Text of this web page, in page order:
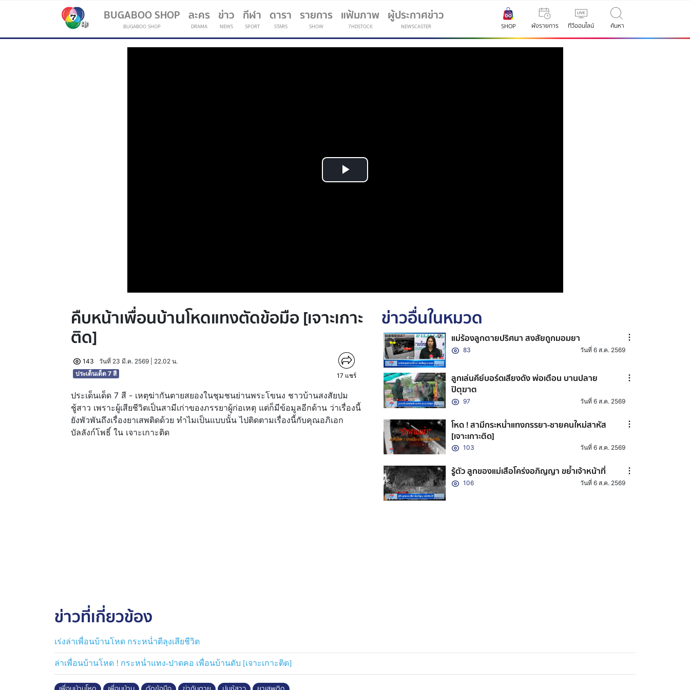
BUGABOO SHOP
BUGABOO SHOP
ละคร
DRAMA
ข่าว
NEWS
กีฬา
SPORT
(current)
ดารา
STARS
รายการ
SHOW
แฟ้มภาพ
7HDSTOCK
ผู้ประกาศข่าว
NEWSCASTER SHOP ผังรายการ ทีวีออนไลน์ ค้นหา
Play
คืบหน้าเพื่อนบ้านโหดแทงตัดข้อมือ [เจาะเกาะ
ติด]
143
วันที่ 23 มี.ค. 2569 | 22.02 น.
ประเด็นเด็ด 7 สี
17 แชร์
ประเด็นเด็ด 7 สี - เหตุฆ่ากันตายสยองในชุมชนย่านพระโขนง ชาวบ้านสงสัยปม
ชู้สาว เพราะผู้เสียชีวิตเป็นสามีเก่าของภรรยาผู้ก่อเหตุ แต่ก็มีข้อมูลอีกด้าน ว่าเรื่องนี้
ยังพัวพันถึงเรื่องยาเสพติดด้วย ทำไมเป็นแบบนั้น ไปติดตามเรื่องนี้กับคุณอภิเอก
บัลลังก์โพธิ์ ใน เจาะเกาะติด
ข่าวอื่นในหมวด
แม่ร้องลูกตายปริศนา สงสัยถูกมอมยา
83 วันที่ 6 ส.ค. 2569
ลูกเล่นคีย์บอร์ดเสียงดัง พ่อเตือน บานปลาย
ปิตุฆาต
97 วันที่ 6 ส.ค. 2569
โหด ! สามีกระหน่ำแทงภรรยา-ชายคนใหม่สาหัส
[เจาะเกาะติด]
103 วันที่ 6 ส.ค. 2569
รู้ตัว ลูกของแม่เสือโคร่งอภิญญา ขย้ำเจ้าหน้าที่
106 วันที่ 6 ส.ค. 2569
ข่าวที่เกี่ยวข้อง
เร่งล่าเพื่อนบ้านโหด กระหน่ำตีลุงเสียชีวิต
ล่าเพื่อนบ้านโหด ! กระหน่ำแทง-ปาดคอ เพื่อนบ้านดับ [เจาะเกาะติด]